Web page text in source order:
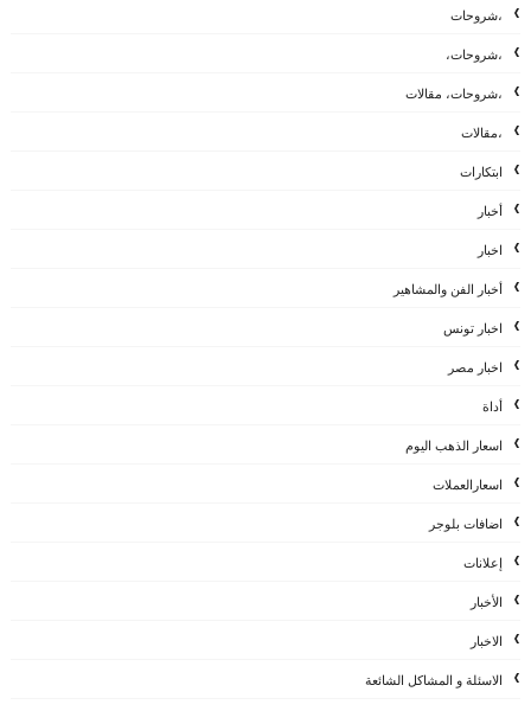
،شروحات
،شروحات،
،شروحات، مقالات
،مقالات
ابتكارات
أخبار
اخبار
أخبار الفن والمشاهير
اخبار تونس
اخبار مصر
أداة
اسعار الذهب اليوم
اسعارالعملات
اضافات بلوجر
إعلانات
الأخبار
الاخبار
الاسئلة و المشاكل الشائعة